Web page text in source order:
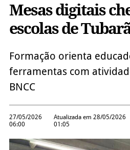
Mesas digitais
escolas de
Formação orienta
ferramentas com
BNCC
27/05/2026
06:00
Atualizada em 28/05/2026
01:05